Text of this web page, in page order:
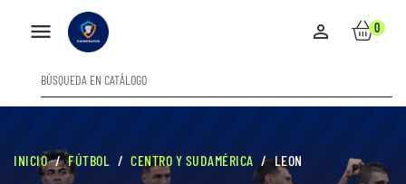
 0

INICIO FÚTBOL CENTRO Y SUDAMÉRICA LEON